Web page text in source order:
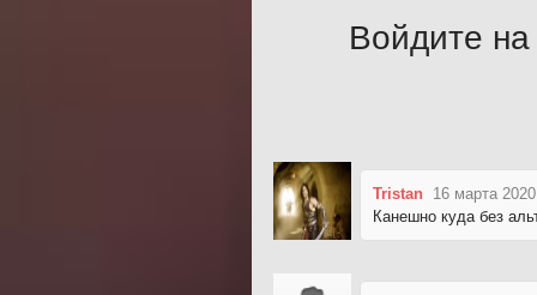
Войдите на
Tristan 16 марта
Канешно куда без